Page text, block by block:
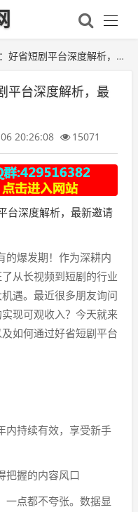
剧平台深度解析，最新邀请码分享
平台深度解析，最
20:26:08 15071
的爆发期！作为深耕内
从长视频到短剧的行业
遇。最近很多朋友询问
现可观收入？今天就来
如何通过好省短剧平台
内持续有效，享受新手
把握的内容风口
点都不夸张。数据显